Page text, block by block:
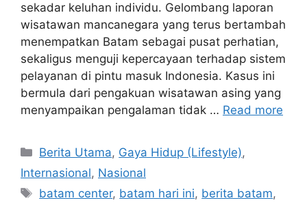
sekadar keluhan individu. Gelombang laporan
wisatawan mancanegara yang terus bertambah
menempatkan Batam sebagai pusat perhatian,
sekaligus menguji kepercayaan terhadap sistem
pelayanan di pintu masuk Indonesia. Kasus ini
bermula dari pengakuan wisatawan asing yang
menyampaikan pengalaman tidak … Read more
C
e
Berita Utama, Gaya Hidup (Lifestyle),
Internasional, Nasional
T
batam center, batam hari ini, berita batam,